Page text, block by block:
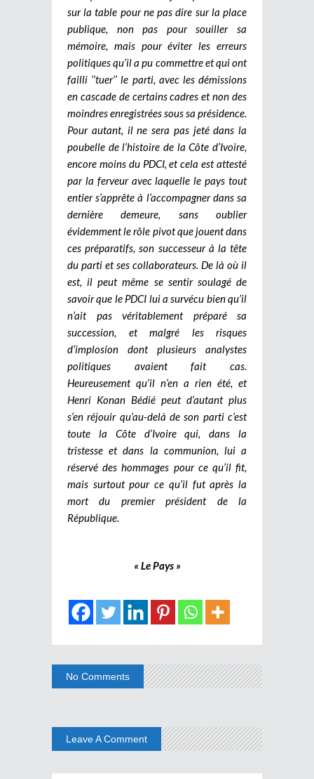
sur la table pour ne pas dire sur la place
publique, non pas pour souiller sa
mémoire, mais pour éviter les erreurs
politiques qu’il a pu commettre et qui ont
failli ‘’tuer’’ le parti, avec les démissions
en cascade de certains cadres et non des
moindres enregistrées sous sa présidence.
Pour autant, il ne sera pas jeté dans la
poubelle de l’histoire de la Côte d’Ivoire,
encore moins du PDCI, et cela est attesté
par la ferveur avec laquelle le pays tout
entier s’apprête à l’accompagner dans sa
dernière demeure, sans oublier
évidemment le rôle pivot que jouent dans
ces préparatifs, son successeur à la tête
du parti et ses collaborateurs. De là où il
est, il peut même se sentir soulagé de
savoir que le PDCI lui a survécu bien qu’il
n’ait pas véritablement préparé sa
succession, et malgré les risques
d’implosion dont plusieurs analystes
politiques avaient fait cas.
Heureusement qu’il n’en a rien été, et
Henri Konan Bédié peut d’autant plus
s’en réjouir qu’au-delà de son parti c’est
toute la Côte d’Ivoire qui, dans la
tristesse et dans la communion, lui a
réservé des hommages pour ce qu’il fit,
mais surtout pour ce qu’il fut après la
mort du premier président de la
République.
« Le Pays »
No Comments
Leave A Comment